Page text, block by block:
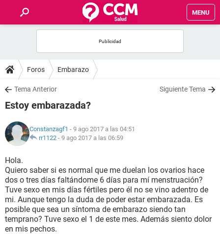
MENU
FOROS
SALUD
FAMILIA
NUTRICIÓN
BIENESTAR
SEXUALIDAD
GLOSARIO
Foros Embarazo
Tema Anterior Siguiente Tema
Estoy embarazada?
Constanzagf1 - 9 ago 2017 a las 04:51
rr1122 - 9 ago 2017 a las 06:59
Hola.
Quiero saber si es normal que me duelan los ovarios hace
dos o tres días faltándome 6 días para mí menstruación?
Tuve sexo en mis días fértiles pero él no se vino adentro de
mi. Aunque tengo la duda de poder estar embarazada. Es
posible que sea un síntoma de embarazo siendo tan
temprano? Tuve sexo el 1 de este mes. Además siento dolor
en mis pechos.